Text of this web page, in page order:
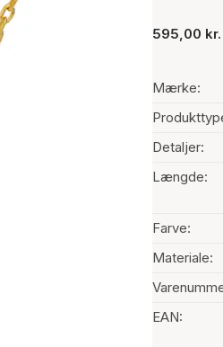
595,00 kr.
Mærke:
Detaljer:
Længde:
Farve:
Materiale:
EAN: